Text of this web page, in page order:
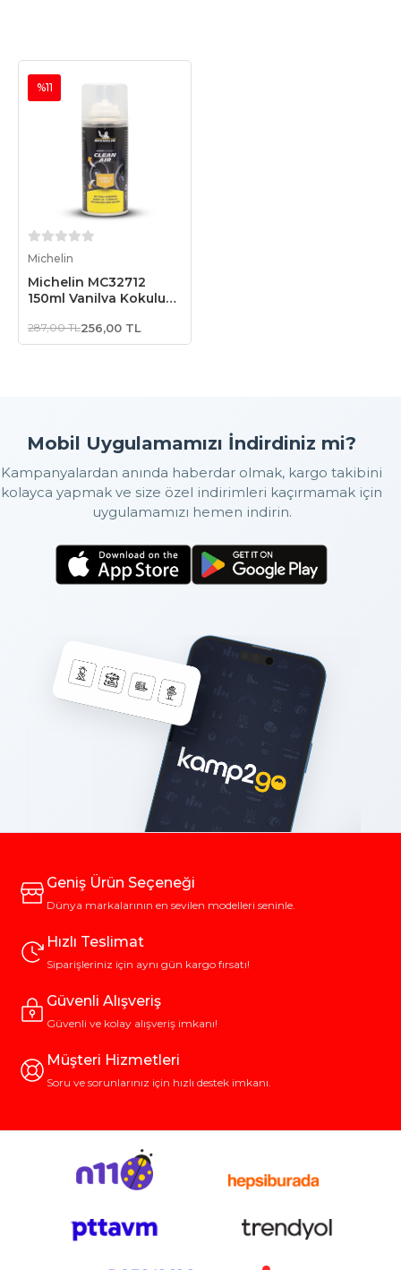
Michelin
Michelin MC32712
150ml Vanilya Kokulu
Sprey
%11
287,00 TL256,00 TL
Mobil Uygulamamızı İndirdiniz mi?
Kampanyalardan anında haberdar olmak, kargo takibini
kolayca yapmak ve size özel indirimleri kaçırmamak için
uygulamamızı hemen indirin.
Geniş Ürün Seçeneği
Dünya markalarının en sevilen modelleri seninle.
Hızlı Teslimat
Siparişleriniz için aynı gün kargo fırsatı!
Güvenli Alışveriş
Güvenli ve kolay alışveriş imkanı!
Müşteri Hizmetleri
Soru ve sorunlarınız için hızlı destek imkanı.